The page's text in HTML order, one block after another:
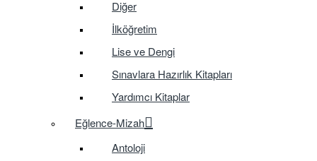
Diğer
İlköğretim
Lise ve Dengi
Sınavlara Hazırlık Kitapları
Yardımcı Kitaplar
Eğlence-Mizah
Antoloji